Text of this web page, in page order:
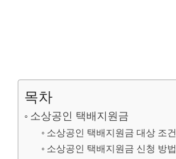
목차
소상공인 택배지원금
소상공인 택배지원금 대상 조건
소상공인 택배지원금 신청 방법